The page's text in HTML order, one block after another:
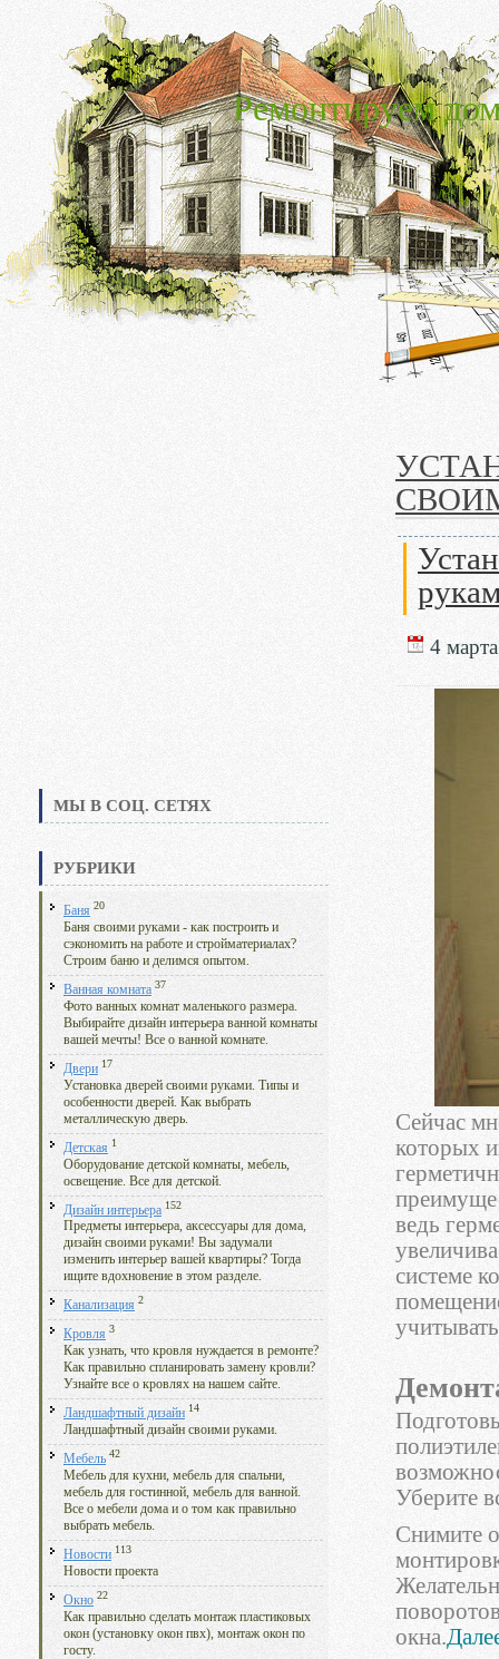
Ремонтируем
МЫ В СОЦ. СЕТЯХ
РУБРИКИ
Баня 20
Баня своими руками - как построить и
сэкономить на работе и стройматериалах?
Строим баню и делимся опытом.
Ванная комната 37
Фото ванных комнат маленького размера.
Выбирайте дизайн интерьера ванной комнаты
вашей мечты! Все о ванной комнате.
Двери 17
Установка дверей своими руками. Типы и
особенности дверей. Как выбрать
металлическую дверь.
Детская 1
Оборудование детской комнаты, мебель,
освещение. Все для детской.
Дизайн интерьера 152
Предметы интерьера, аксессуары для дома,
дизайн своими руками! Вы задумали
изменить интерьер вашей квартиры? Тогда
ищите вдохновение в этом разделе.
Канализация 2
Кровля 3
Как узнать, что кровля нуждается в ремонте?
Как правильно спланировать замену кровли?
Узнайте все о кровлях на нашем сайте.
Ландшафтный дизайн 14
Ландшафтный дизайн своими руками.
Мебель 42
Мебель для кухни, мебель для спальни,
мебель для гостинной, мебель для ванной.
Все о мебели дома и о том как правильно
выбрать мебель.
Новости 113
Новости проекта
Окно 22
Как правильно сделать монтаж пластиковых
окон (установку окон пвх), монтаж окон по
госту.
4
Сейчас
которых
ведь
системе
Уберите
Снимите
окна.